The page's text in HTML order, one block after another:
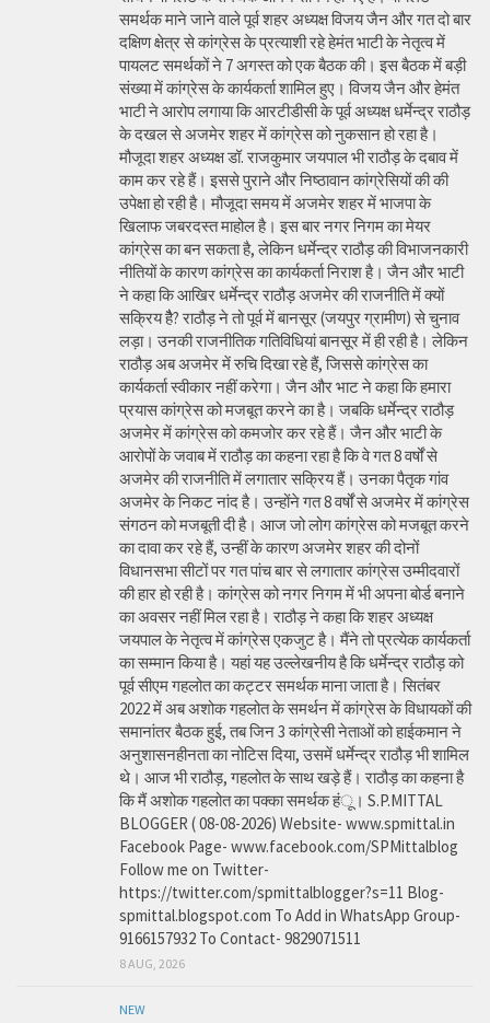
समर्थक माने जाने वाले पूर्व शहर अध्यक्ष विजय जैन और गत दो बार
दक्षिण क्षेत्र से कांग्रेस के प्रत्याशी रहे हेमंत भाटी के नेतृत्व में
पायलट समर्थकों ने 7 अगस्त को एक बैठक की। इस बैठक में बड़ी
संख्या में कांग्रेस के कार्यकर्ता शामिल हुए। विजय जैन और हेमंत
भाटी ने आरोप लगाया कि आरटीडीसी के पूर्व अध्यक्ष धर्मेन्द्र राठौड़
के दखल से अजमेर शहर में कांग्रेस को नुकसान हो रहा है।
मौजूदा शहर अध्यक्ष डॉ. राजकुमार जयपाल भी राठौड़ के दबाव में
काम कर रहे हैं। इससे पुराने और निष्ठावान कांग्रेसियों की की
उपेक्षा हो रही है। मौजूदा समय में अजमेर शहर में भाजपा के
खिलाफ जबरदस्त माहोल है। इस बार नगर निगम का मेयर
कांग्रेस का बन सकता है, लेकिन धर्मेन्द्र राठौड़ की विभाजनकारी
नीतियों के कारण कांग्रेस का कार्यकर्ता निराश है। जैन और भाटी
ने कहा कि आखिर धर्मेन्द्र राठौड़ अजमेर की राजनीति में क्यों
सक्रिय हैै? राठौड़ ने तो पूर्व में बानसूर (जयपुर ग्रामीण) से चुनाव
लड़ा। उनकी राजनीतिक गतिविधियां बानसूर में ही रही है। लेकिन
राठौड़ अब अजमेर में रुचि दिखा रहे हैं, जिससे कांग्रेस का
कार्यकर्ता स्वीकार नहीं करेगा। जैन और भाट ने कहा कि हमारा
प्रयास कांग्रेस को मजबूत करने का है। जबकि धर्मेन्द्र राठौड़
अजमेर में कांग्रेस को कमजोर कर रहे हैं। जैन और भाटी के
आरोपों के जवाब में राठौड़ का कहना रहा है कि वे गत 8 वर्षों से
अजमेर की राजनीति में लगातार सक्रिय हैं। उनका पैतृक गांव
अजमेर के निकट नांद है। उन्होंने गत 8 वर्षों से अजमेर में कांग्रेस
संगठन को मजबूती दी है। आज जो लोग कांग्रेस को मजबूत करने
का दावा कर रहे हैं, उन्हीं के कारण अजमेर शहर की दोनों
विधानसभा सीटों पर गत पांच बार से लगातार कांग्रेस उम्मीदवारों
की हार हो रही है। कांग्रेस को नगर निगम में भी अपना बोर्ड बनाने
का अवसर नहीं मिल रहा है। राठौड़ ने कहा कि शहर अध्यक्ष
जयपाल के नेतृत्व में कांग्रेस एकजुट है। मैंने तो प्रत्येक कार्यकर्ता
का सम्मान किया है। यहां यह उल्लेखनीय है कि धर्मेन्द्र राठौड़ को
पूर्व सीएम गहलोत का कट्टर समर्थक माना जाता है। सितंबर
2022 में अब अशोक गहलोत के समर्थन में कांग्रेस के विधायकों की
समानांतर बैठक हुई, तब जिन 3 कांग्रेसी नेताओं को हाईकमान ने
अनुशासनहीनता का नोटिस दिया, उसमें धर्मेन्द्र राठौड़ भी शामिल
थे। आज भी राठौड़, गहलोत के साथ खड़े हैं। राठौड़ का कहना है
कि मैं अशोक गहलोत का पक्का समर्थक हंू। S.P.MITTAL
BLOGGER ( 08-08-2026) Website- www.spmittal.in
Facebook Page- www.facebook.com/SPMittalblog
Follow me on Twitter-
https://twitter.com/spmittalblogger?s=11 Blog-
spmittal.blogspot.com To Add in WhatsApp Group-
9166157932 To Contact- 9829071511
8 AUG, 2026
NEW